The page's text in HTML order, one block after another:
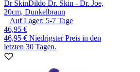
Dr SkinDildo Dr. Skin - Dr. Joe,
20cm, Dunkelbraun
Auf Lager: 5-7 Tage
46,95 €
46,95 € Niedrigster Preis in den
letzten 30 Tagen.